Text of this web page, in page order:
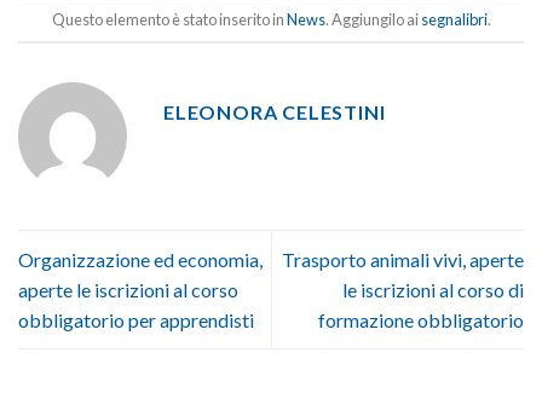
Questo elemento è stato inserito inNews. Aggiungilo aisegnalibri.
ELEONORA CELESTINI
Organizzazione ed economia,
aperte le iscrizioni al corso
obbligatorio per apprendisti
Trasporto animali vivi, aperte
le iscrizioni al corso di
formazione obbligatorio